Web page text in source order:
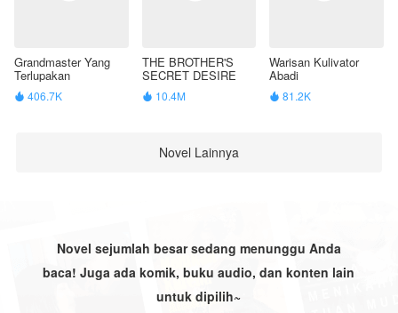
Grandmaster Yang
Terlupakan
 406.7K
THE BROTHER'S
SECRET DESIRE
 10.4M
Warisan Kulivator
Abadi
 81.2K
Novel Lainnya
Novel sejumlah besar sedang menunggu Anda
baca! Juga ada komik, buku audio, dan konten lain
untuk dipilih~